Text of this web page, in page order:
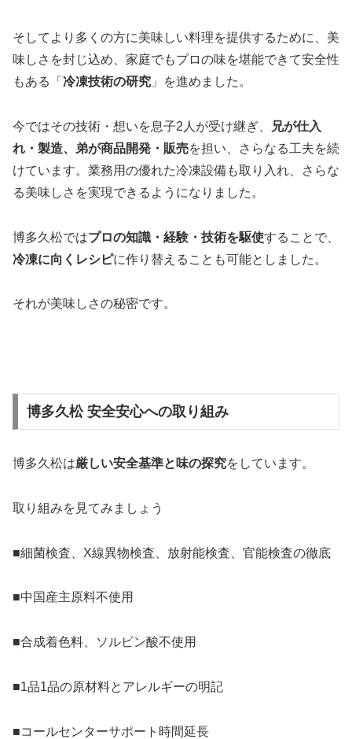
そしてより多くの方に美味しい料理を提供するために、美
味しさを封じ込め、家庭でもプロの味を堪能できて安全性
もある「 冷凍技術の研究 」を進めました。
今ではその技術・想いを息子2人が受け継ぎ、
兄が仕入
れ・製造、弟が商品開発・販売を担い、さらなる工夫を続
けています。業務用の優れた冷凍設備も取り入れ、さらな
る美味しさを実現できるようになりました。
博多久松ではプロの知識・経験・技術を駆使することで、
冷凍に向くレシピに作り替えることも可能としました。
それが美味しさの秘密です。
博多久松 安全安心への取り組み
博多久松は厳しい安全基準と味の探究をしています。
取り組みを見てみましょう
■細菌検査、X線異物検査、放射能検査、官能検査の徹底
■中国産主原料不使用
■合成着色料、ソルビン酸不使用
■1品1品の原材料とアレルギーの明記
■コールセンターサポート時間延長